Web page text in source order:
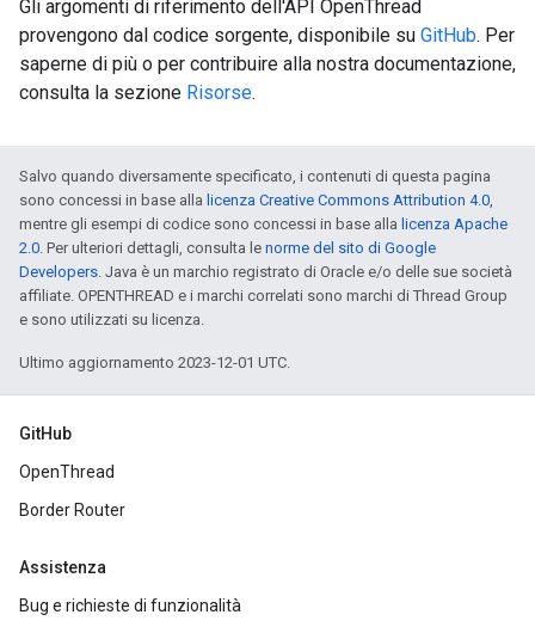
Gli argomenti di riferimento dell'API OpenThread
provengono dal codice sorgente, disponibile su GitHub. Per
saperne di più o per contribuire alla nostra documentazione,
consulta la sezione Risorse.
Salvo quando diversamente specificato, i contenuti di questa pagina
sono concessi in base alla licenza Creative Commons Attribution 4.0,
mentre gli esempi di codice sono concessi in base alla licenza Apache
2.0. Per ulteriori dettagli, consulta le norme del sito di Google
Developers. Java è un marchio registrato di Oracle e/o delle sue società
affiliate. OPENTHREAD e i marchi correlati sono marchi di Thread Group
e sono utilizzati su licenza.
Ultimo aggiornamento 2023-12-01 UTC.
GitHub
OpenThread
Border Router
Assistenza
Bug e richieste di funzionalità